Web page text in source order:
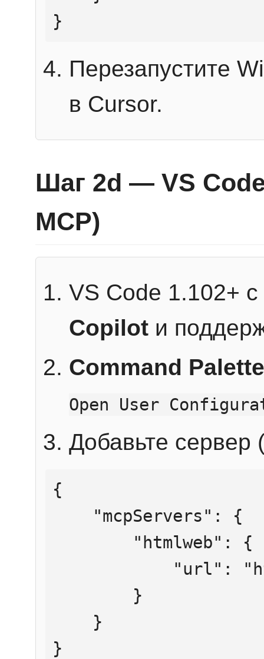
}
Перезапустите
в Cursor.
Шаг 2d — VS
MCP)
VS Code 1.102+
Copilot и
Command Palette
Open User
Добавьте сервер
{
}